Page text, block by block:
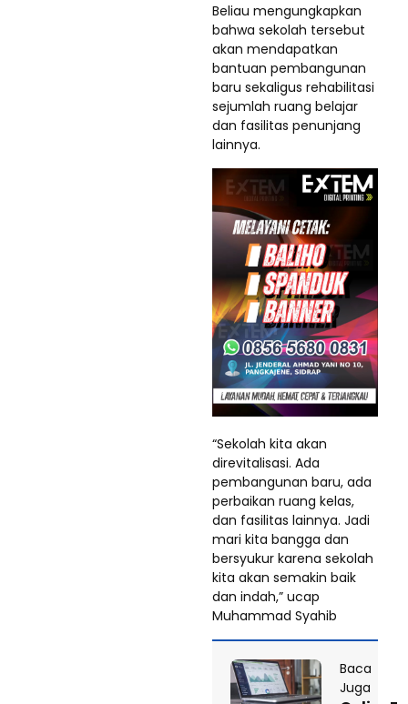
Beliau mengungkapkan
bahwa sekolah tersebut
akan mendapatkan
bantuan pembangunan
baru sekaligus rehabilitasi
sejumlah ruang belajar
dan fasilitas penunjang
lainnya.
“Sekolah kita akan
direvitalisasi. Ada
pembangunan baru, ada
perbaikan ruang kelas,
dan fasilitas lainnya. Jadi
mari kita bangga dan
bersyukur karena sekolah
kita akan semakin baik
dan indah,” ucap
Muhammad Syahib
Baca
Juga